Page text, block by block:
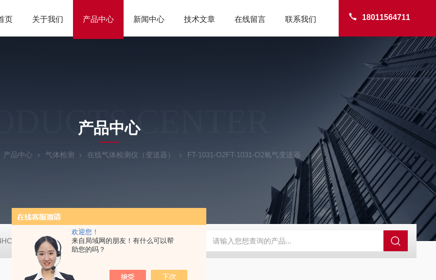
欢迎您！
来自局域网的朋友！有什么可以帮
助您的吗？
18011564711
页 关于我们 产品中心 新闻中心 技术文章 在线留言 联系我们
CENTER
产品中心
产品中心 气体检测 在线气体检测仪（变送器） FT-1031-O2FT-1031-O2氧气变送器
RC-4HA温湿度记录仪 多样品平行蒸发仪多样品平行蒸发仪 SBD-100B SBD-100D成都漏氯报警仪 漏氯报警器 漏氯检测仪